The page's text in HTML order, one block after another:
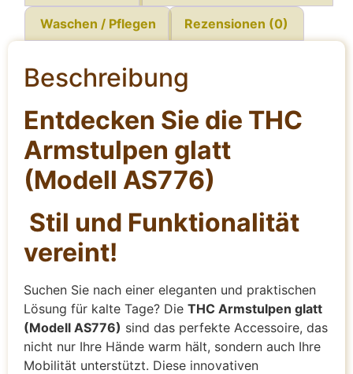
Waschen / Pflegen Rezensionen (0)
Beschreibung
Entdecken Sie die THC
Armstulpen glatt
(Modell AS776)
Stil und Funktionalität
vereint!
Suchen Sie nach einer eleganten und praktischen
Lösung für kalte Tage? Die THC Armstulpen glatt
(Modell AS776) sind das perfekte Accessoire, das
nicht nur Ihre Hände warm hält, sondern auch Ihre
Mobilität unterstützt. Diese innovativen